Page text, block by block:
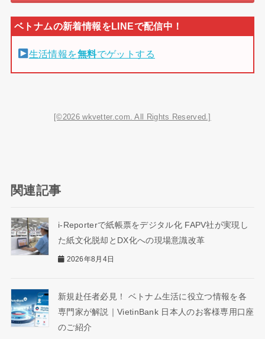
生活情報を無料でゲットする
[©2026 wkvetter.com. All Rights Reserved.]
関連記事
i-Reporterで紙帳票をデジタル化 FAPV社が実現し
た紙文化脱却とDX化への現場意識改革
2026年8月4日
新規赴任者必見！ ベトナム生活に役立つ情報を各
専門家が解説｜VietinBank 日本人のお客様専用口座
のご紹介